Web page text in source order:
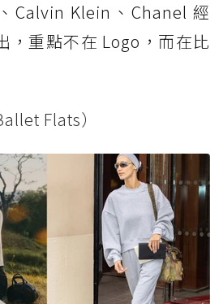
Calvin Klein、Chanel 經
，重點不在 Logo，而在比
Flats）